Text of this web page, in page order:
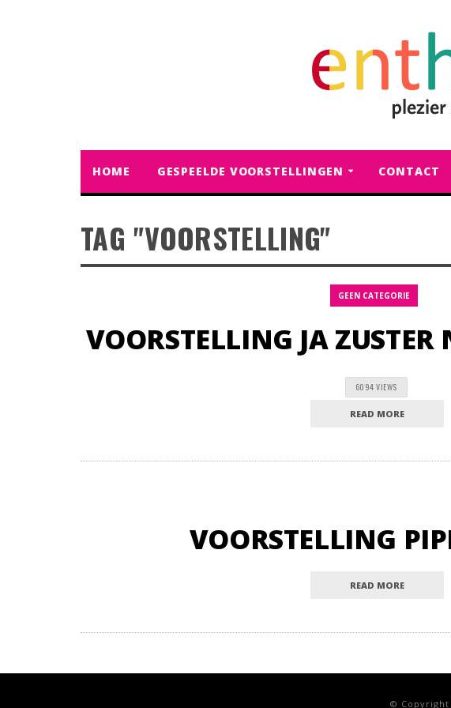
HOME GESPEELDE VOORSTELLINGEN CONTACT
TAG "VOORSTELLING"
GEEN CATEGORIE
VOORSTELLING JA ZUSTER
6094 VIEWS
READ MORE
VOORSTELLING
READ MORE
© Copyright